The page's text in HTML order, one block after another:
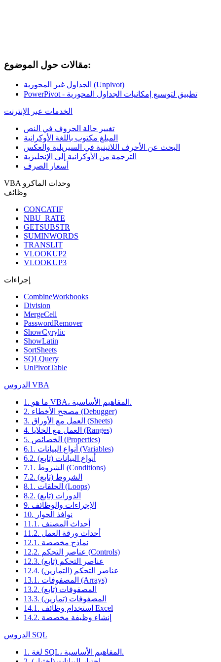
مقالات حول الموضوع:
الجداول غير المحورية (Unpivot)
PowerPivot - تطبيق لتوسيع إمكانيات الجداول المحورية
الخدمات عبر الإنترنت
تغيير حالة الحروف في النص
المبلغ مكتوب باللغة الأوكرانية
البحث عن الأحرف اللاتينية في السيريلية والعكس
الترجمة من الأوكرانية إلى الإنجليزية
أسعار الصرف
VBA وحدات الماكرو
وظائف
CONCATIF
NBU_RATE
GETSUBSTR
SUMINWORDS
TRANSLIT
VLOOKUP2
VLOOKUP3
إجراءات
CombineWorkbooks
Division
MergeCell
PasswordRemover
ShowCyrylic
ShowLatin
SortSheets
SQLQuery
UnPivotTable
الدروس VBA
1. ما هو VBA، المفاهيم الأساسية.
2. مصحح الأخطاء (Debugger)
3. العمل مع الأوراق (Sheets)
4. العمل مع الخلايا (Ranges)
5. الخصائص (Properties)
6.1. أنواع البيانات (Variables)
6.2. أنواع البيانات (تابع)
7.1. الشروط (Conditions)
7.2. الشروط (تابع)
8.1. الحلقات (Loops)
8.2. الدورات (تابع)
9. الإجراءات والوظائف
10. نوافذ الحوار
11.1. أحداث المصنف
11.2. أحداث ورقة العمل
12.1. نماذج مخصصة
12.2. عناصر التحكم (Controls)
12.3. عناصر التحكم (تابع)
12.4. عناصر التحكم (التمارين)
13.1. المصفوفات (Arrays)
13.2. المصفوفات (تابع)
13.3. المصفوفات (تمارين)
14.1. استخدام وظائف Excel
14.2. إنشاء وظيفة مخصصة
الدروس SQL
1. لغة SQL، المفاهيم الأساسية.